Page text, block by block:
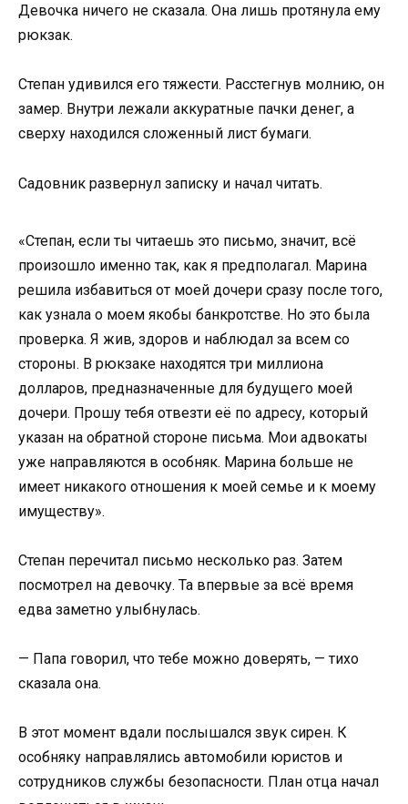
Девочка ничего не сказала. Она лишь протянула ему
рюкзак.
Степан удивился его тяжести. Расстегнув молнию, он
замер. Внутри лежали аккуратные пачки денег, а
сверху находился сложенный лист бумаги.
Садовник развернул записку и начал читать.
«Степан, если ты читаешь это письмо, значит, всё
произошло именно так, как я предполагал. Марина
решила избавиться от моей дочери сразу после того,
как узнала о моем якобы банкротстве. Но это была
проверка. Я жив, здоров и наблюдал за всем со
стороны. В рюкзаке находятся три миллиона
долларов, предназначенные для будущего моей
дочери. Прошу тебя отвезти её по адресу, который
указан на обратной стороне письма. Мои адвокаты
уже направляются в особняк. Марина больше не
имеет никакого отношения к моей семье и к моему
имуществу».
Степан перечитал письмо несколько раз. Затем
посмотрел на девочку. Та впервые за всё время
едва заметно улыбнулась.
— Папа говорил, что тебе можно доверять, — тихо
сказала она.
В этот момент вдали послышался звук сирен. К
особняку направлялись автомобили юристов и
сотрудников службы безопасности. План отца начал